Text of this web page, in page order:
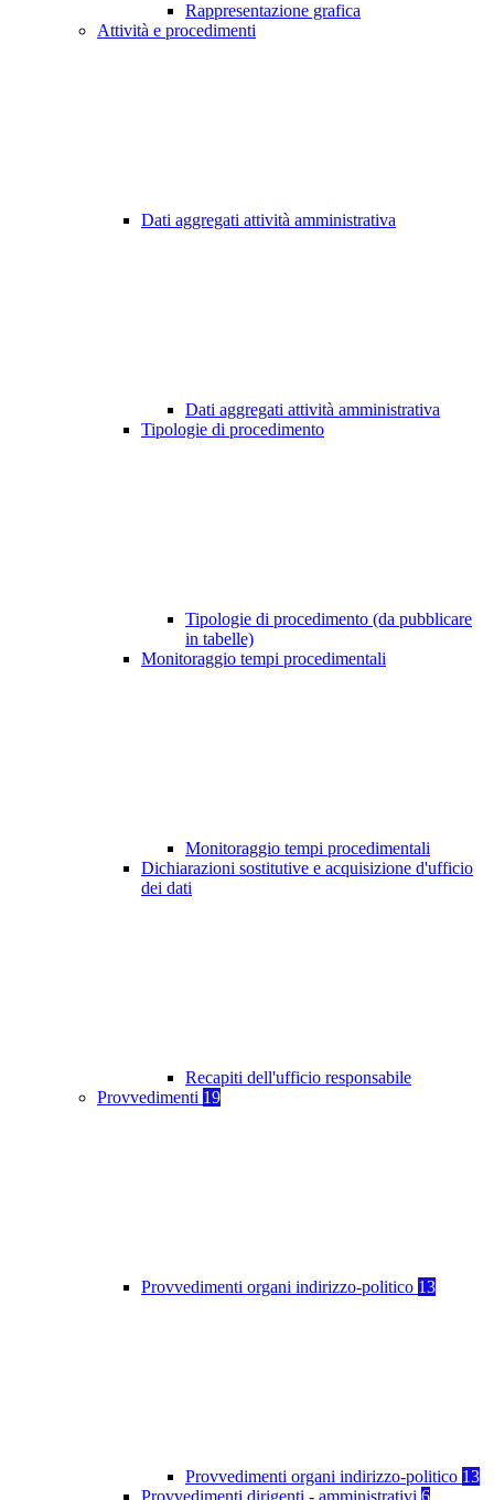
Rappresentazione grafica
Attività e procedimenti
Dati aggregati attività amministrativa
Dati aggregati attività amministrativa
Tipologie di procedimento
Tipologie di procedimento (da pubblicare
in tabelle)
Monitoraggio tempi procedimentali
Monitoraggio tempi procedimentali
Dichiarazioni sostitutive e acquisizione d'ufficio
dei dati
Recapiti dell'ufficio responsabile
Provvedimenti 19
Provvedimenti organi indirizzo-politico 13
Provvedimenti organi indirizzo-politico 13